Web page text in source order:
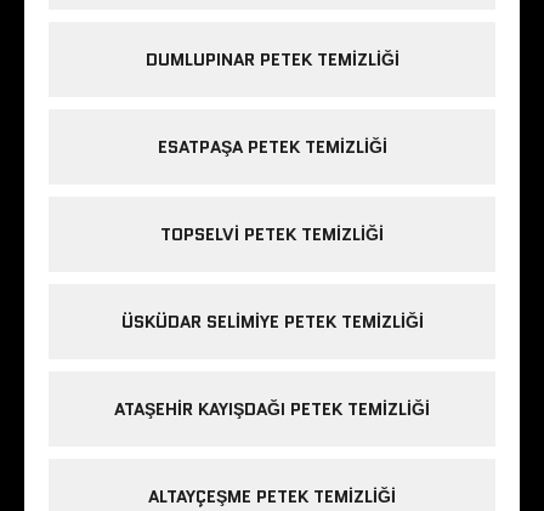
DUMLUPINAR PETEK TEMIZLIĞI
ESATPAŞA PETEK TEMIZLIĞI
TOPSELVI PETEK TEMIZLIĞI
ÜSKÜDAR SELIMIYE PETEK TEMIZLIĞI
ATAŞEHIR KAYIŞDAĞI PETEK TEMIZLIĞI
ALTAYÇEŞME PETEK TEMIZLIĞI